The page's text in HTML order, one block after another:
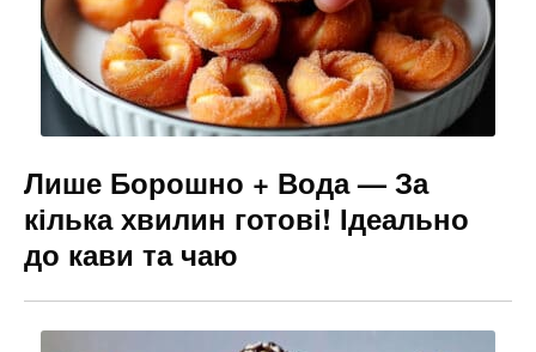
Лише Борошно + Вода — За
кілька хвилин готові! Ідеально
до кави та чаю